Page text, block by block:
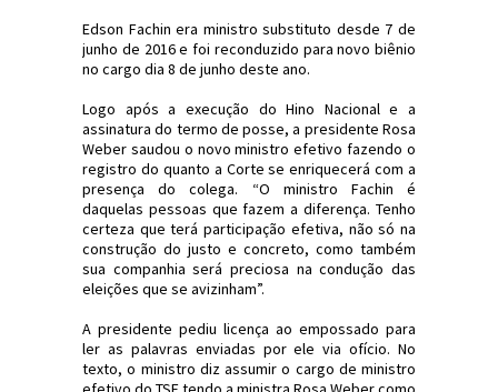
Edson Fachin era ministro substituto desde 7 de
junho de 2016 e foi reconduzido para novo biênio
no cargo dia 8 de junho deste ano.
Logo após a execução do Hino Nacional e a
assinatura do termo de posse, a presidente Rosa
Weber saudou o novo ministro efetivo fazendo o
registro do quanto a Corte se enriquecerá com a
presença do colega. “O ministro Fachin é
daquelas pessoas que fazem a diferença. Tenho
certeza que terá participação efetiva, não só na
construção do justo e concreto, como também
sua companhia será preciosa na condução das
eleições que se avizinham”.
A presidente pediu licença ao empossado para
ler as palavras enviadas por ele via ofício. No
texto, o ministro diz assumir o cargo de ministro